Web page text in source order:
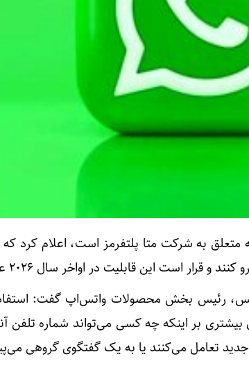
به شرکت متا پلتفرمز است، اعلام کرد که
است این قابلیت در اواخر سال ۲۰۲۶ عملیاتی شود.
رئیس بخش محصولات واتس‌اپ گفت:
بر اینکه چه کسی می‌تواند شماره تلفن
تعامل می‌کنند یا به یک گفتگوی گروهی